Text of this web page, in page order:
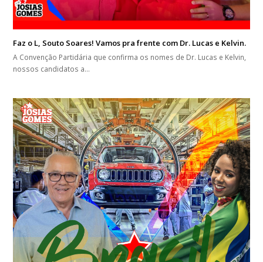
Faz o L, Souto Soares! Vamos pra frente com Dr. Lucas e Kelvin.
A Convenção Partidária que confirma os nomes de Dr. Lucas e Kelvin,
nossos candidatos a…